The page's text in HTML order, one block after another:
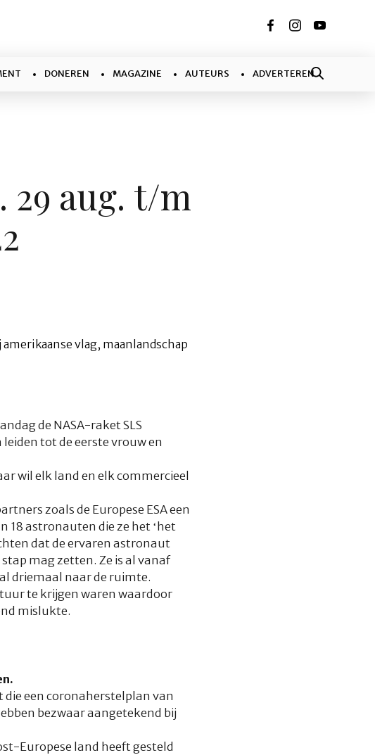
DONEREN MAGAZINE AUTEURS ADVERTEREN
29 aug. t/m
de NASA-raket SLS
tot de eerste vrouw en
wil elk land en elk commercieel
zoals de Europese ESA een
18 astronauten die ze het ‘het
dat de ervaren astronaut
mag zetten. Ze is al vanaf
driemaal naar de ruimte.
te krijgen waren waardoor
mislukte.
die een coronaherstelplan van
bezwaar aangetekend bij
Europese land heeft gesteld